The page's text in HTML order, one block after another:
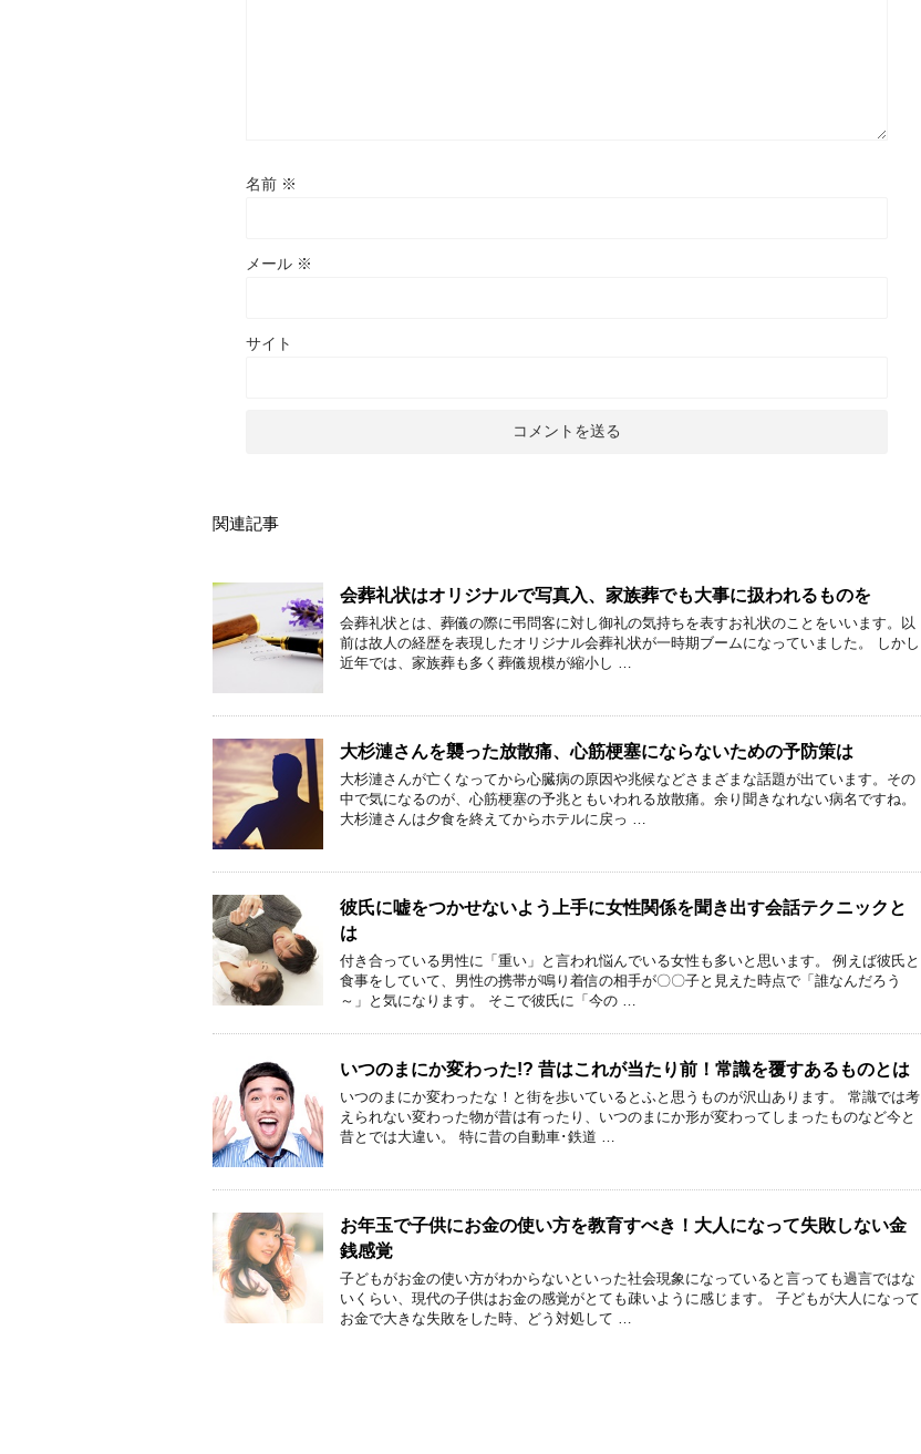
名前 ※
メール ※
サイト
関連記事
会葬礼状はオリジナルで写真入、家族葬でも大事に扱われるものを
会葬礼状とは、葬儀の際に弔問客に対し御礼の気持ちを表すお礼状のことをいいます。以
前は故人の経歴を表現したオリジナル会葬礼状が一時期ブームになっていました。 しかし
近年では、家族葬も多く葬儀規模が縮小し …
大杉漣さんを襲った放散痛、心筋梗塞にならないための予防策は
大杉漣さんが亡くなってから心臓病の原因や兆候などさまざまな話題が出ています。その
中で気になるのが、心筋梗塞の予兆ともいわれる放散痛。余り聞きなれない病名ですね。
大杉漣さんは夕食を終えてからホテルに戻っ …
彼氏に嘘をつかせないよう上手に女性関係を聞き出す会話テクニックと
は
付き合っている男性に「重い」と言われ悩んでいる女性も多いと思います。 例えば彼氏と
食事をしていて、男性の携帯が鳴り着信の相手が〇〇子と見えた時点で「誰なんだろう
～」と気になります。 そこで彼氏に「今の …
いつのまにか変わった!? 昔はこれが当たり前！常識を覆すあるものとは
いつのまにか変わったな！と街を歩いているとふと思うものが沢山あります。 常識では考
えられない変わった物が昔は有ったり、いつのまにか形が変わってしまったものなど今と
昔とでは大違い。 特に昔の自動車･鉄道 …
お年玉で子供にお金の使い方を教育すべき！大人になって失敗しない金
銭感覚
子どもがお金の使い方がわからないといった社会現象になっていると言っても過言ではな
いくらい、現代の子供はお金の感覚がとても疎いように感じます。 子どもが大人になって
お金で大きな失敗をした時、どう対処して …